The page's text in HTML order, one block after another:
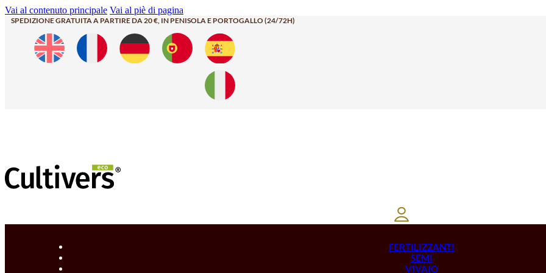
Vai al contenuto principale Vai al piè di pagina
SPEDIZIONE GRATUITA A PARTIRE DA 20 €, IN PENISOLA E PORTOGALLO (24/72H)
FERTILIZZANTI
SEMI
VIVAIO